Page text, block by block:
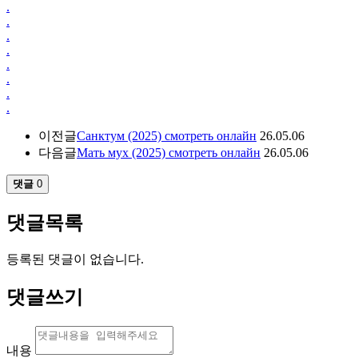
.
.
.
.
.
.
.
.
이전글Санктум (2025) смотреть онлайн 26.05.06
다음글Мать мух (2025) смотреть онлайн 26.05.06
댓글 0
댓글목록
등록된 댓글이 없습니다.
댓글쓰기
내용